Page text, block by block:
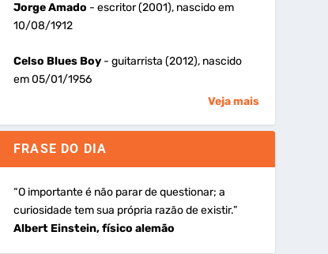
Jorge Amado - escritor (2001), nascido em
10/08/1912
Celso Blues Boy- guitarrista (2012), nascido
em 05/01/1956
Veja mais
FRASE DO DIA
“O importante é não parar de questionar; a
curiosidade tem sua própria razão de existir.”
Albert Einstein, físico alemão